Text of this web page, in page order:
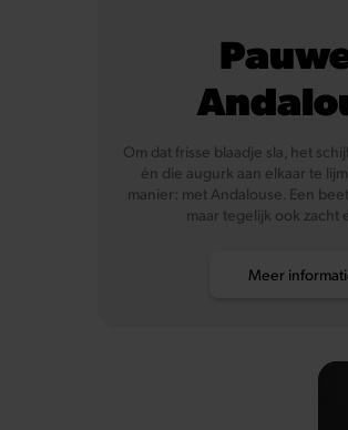
Om dat frisse blaadje sla, het
én die augurk aan elkaar te
manier: met Andalouse. Een
maar tegelijk ook zacht
Meer